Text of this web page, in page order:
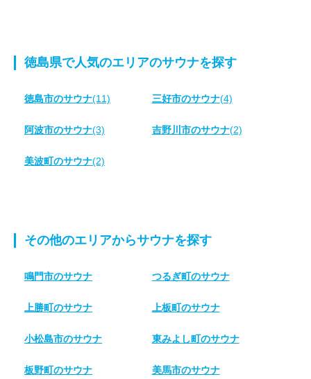
徳島県で人気のエリアのサウナを探す
徳島市のサウナ(11) 三好市のサウナ(4)
阿波市のサウナ(3) 吉野川市のサウナ(2)
美波町のサウナ(2)
その他のエリアからサウナを探す
鳴門市のサウナ つるぎ町のサウナ
上勝町のサウナ 上板町のサウナ
小松島市のサウナ 東みよし町のサウナ
板野町のサウナ 美馬市のサウナ